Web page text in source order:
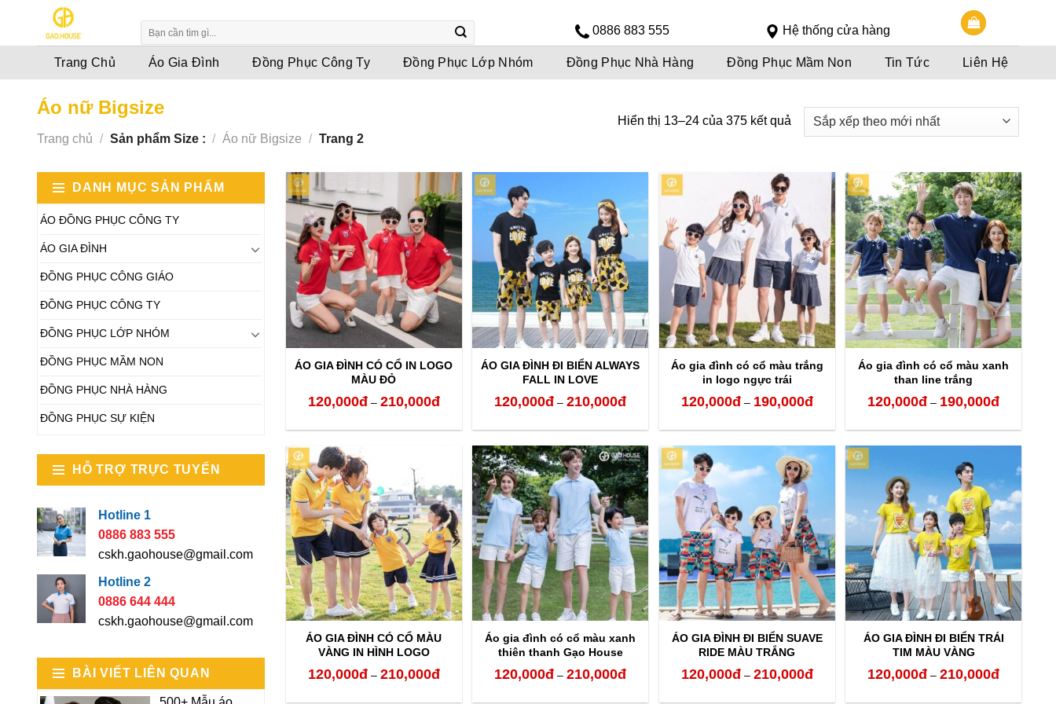
content
0886 883 555 Hệ thống cửa hàng
Trang Chủ Áo Gia Đình Đồng Phục Công Ty Đồng Phục Lớp Nhóm Đồng Phục Nhà Hàng Đồng Phục Mầm Non Tin Tức Liên Hệ
Áo nữ Bigsize
Trang chủ / Sản phẩm Size : / Áo nữ Bigsize / Trang 2
Hiển thị 13–24 của 375 kết quả
DANH MỤC SẢN PHẨM
ÁO ĐỒNG PHỤC CÔNG TY
ÁO GIA ĐÌNH
ĐỒNG PHỤC CÔNG GIÁO
ĐỒNG PHỤC CÔNG TY
ĐỒNG PHỤC LỚP NHÓM
ĐỒNG PHỤC MẦM NON
ĐỒNG PHỤC NHÀ HÀNG
ĐỒNG PHỤC SỰ KIỆN
HỖ TRỢ TRỰC TUYẾN
Hotline 1
0886 883 555
cskh.gaohouse@gmail.com
Hotline 2
0886 644 444
cskh.gaohouse@gmail.com
BÀI VIẾT LIÊN QUAN
ÁO GIA ĐÌNH CÓ CỔ IN LOGO
MÀU ĐỎ
120,000đ – 210,000đKhoảng
120,000đ
đến
210,000đ
ÁO GIA ĐÌNH ĐI BIỂN ALWAYS
FALL IN LOVE
120,000đ – 210,000đKhoảng
từ
120,000đ
đến
210,000đ
Áo gia đình có cổ màu trắng
in logo ngực trái
120,000đ – 190,000đKhoảng
từ
120,000đ
190,000đ
Áo gia đình có cổ màu xanh
than line trắng
120,000đ – 190,000đKhoảng
từ
120,000đ
đến
190,000đ
ÁO GIA ĐÌNH CÓ CỔ MÀU
VÀNG IN HÌNH LOGO
120,000đ – 210,000đKhoảng
Áo gia đình có cổ màu xanh
thiên thanh Gạo House
AGD0306
120,000đ – 210,000đKhoảng
ÁO GIA ĐÌNH ĐI BIỂN SUAVE
RIDE MÀU TRẮNG
120,000đ – 210,000đKhoảng
ÁO GIA ĐÌNH ĐI BIỂN TRÁI
TIM MÀU VÀNG
120,000đ – 210,000đKhoảng